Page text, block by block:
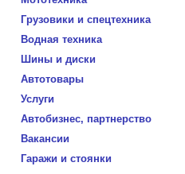
Грузовики и спецтехника
Водная техника
Шины и диски
Автотовары
Услуги
Автобизнес, партнерство
Вакансии
Гаражи и стоянки